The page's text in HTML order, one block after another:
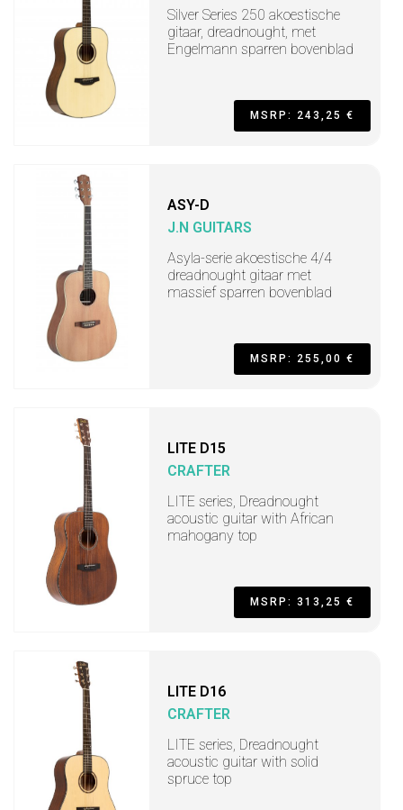
Silver Series 250 akoestische
gitaar, dreadnought, met
Engelmann sparren bovenblad
MSRP: 243,25 €
ASY-D
J.N GUITARS
Asyla-serie akoestische 4/4
dreadnought gitaar met
massief sparren bovenblad
MSRP: 255,00 €
LITE D15
CRAFTER
LITE series, Dreadnought
acoustic guitar with African
mahogany top
MSRP: 313,25 €
LITE D16
CRAFTER
LITE series, Dreadnought
acoustic guitar with solid
spruce top